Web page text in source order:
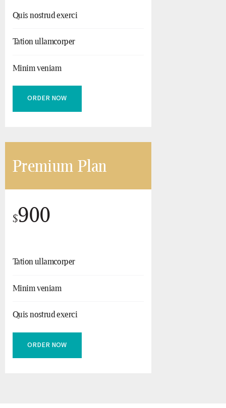
Quis nostrud exerci
Tation ullamcorper
Minim veniam
ORDER NOW
Premium Plan
$900
Tation ullamcorper
Minim veniam
Quis nostrud exerci
ORDER NOW